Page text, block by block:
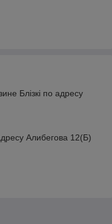
Блiзкi по адресу
Алибегова 12(Б)